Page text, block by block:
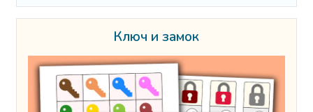
Ключ и замок